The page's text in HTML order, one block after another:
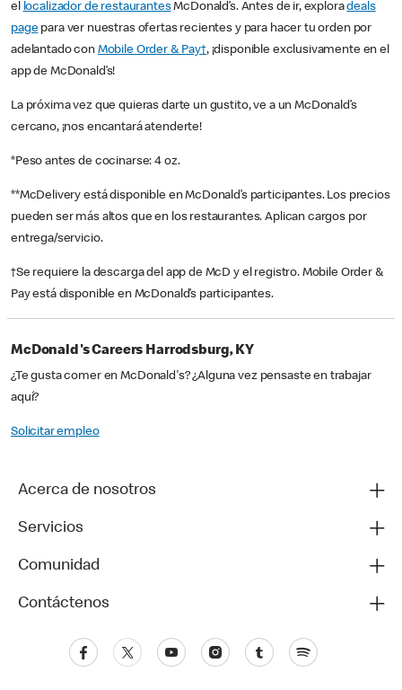
el localizador de restaurantesMcDonald’s. Antes de ir, exploradeals
pagepara ver nuestras ofertas recientes y para hacer tu orden por
adelantado con Mobile Order & Pay†, ¡disponible exclusivamente en el
app de McDonald’s!
La próxima vez que quieras darte un gustito, ve a un McDonald’s
cercano, ¡nos encantará atenderte!
*Peso antes de cocinarse: 4 oz.
**McDelivery está disponible en McDonald’s participantes. Los precios
pueden ser más altos que en los restaurantes. Aplican cargos por
entrega/servicio.
†Se requiere la descarga del app de McD y el registro. Mobile Order &
Pay está disponible en McDonald’s participantes.
McDonald's Careers Harrodsburg, KY
¿Te gusta comer en McDonald's? ¿Alguna vez pensaste en trabajar
aquí?
Solicitar empleo
Acerca de nosotros
Servicios
Comunidad
Contáctenos